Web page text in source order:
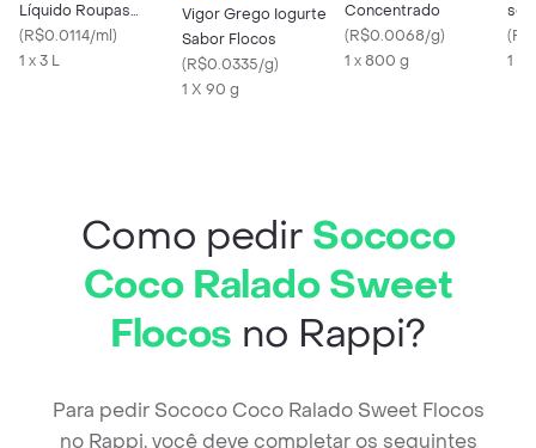
Líquido Roupas
Brancas e Coloridas
(R$0.0114/ml)
1 x 3 L
Vigor Grego Iogurte
Sabor Flocos
(R$0.0335/g)
1 X 90 g
Concentrado
(R$0.0068/g)
1 x 800 g
(
1 X
Como pedir Sococo
Coco Ralado Sweet
Flocos no Rappi?
Para pedir Sococo Coco Ralado Sweet Flocos
no Rappi, você deve completar os seguintes